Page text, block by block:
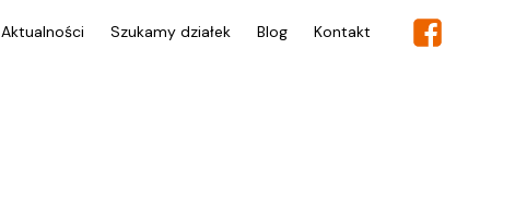
Aktualności Szukamy działek Blog Kontakt